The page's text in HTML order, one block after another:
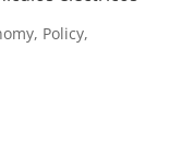
, Policy,